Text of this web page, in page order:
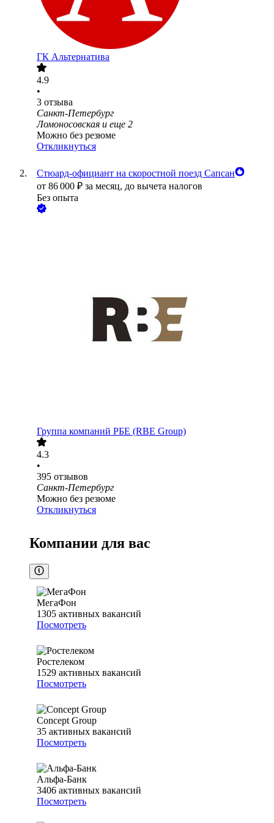
ГК Альтернатива
4.9
•
3 отзыва
Санкт-Петербург
Ломоносовская и еще 2
Можно без резюме
Откликнуться
Стюард-официант на скоростной поезд Сапсан
от 86 000 ₽ за месяц, до вычета налогов
Без опыта
Группа компаний РБЕ (RBE Group)
4.3
•
395 отзывов
Санкт-Петербург
Можно без резюме
Откликнуться
Компании для вас
МегаФон
1305 активных вакансий
Посмотреть
Ростелеком
1529 активных вакансий
Посмотреть
Concept Group
35 активных вакансий
Посмотреть
Альфа-Банк
3406 активных вакансий
Посмотреть